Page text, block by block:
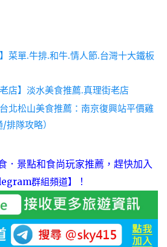
菜單.牛排.和牛.情人節.台灣十大鐵板
店】淡水美食推薦.真理街老店
北松山美食推薦：南京復興站平價雞
隊攻略）
．景點和食尚玩家推薦，趕快加入
群組頻道】 ！